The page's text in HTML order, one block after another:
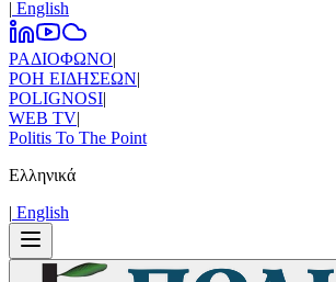
| Εnglish
ΡΑΔΙΟΦΩΝΟ|
ΡΟΗ ΕΙΔΗΣΕΩΝ|
POLIGNOSI|
WEB TV|
Politis To The Point
Ελληνικά
| Εnglish